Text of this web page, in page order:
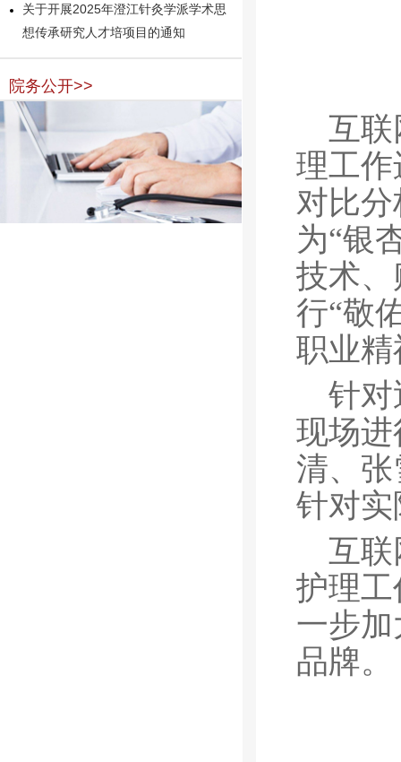
关于开展2025年澄江针灸学派学术思
想传承研究人才培项目的通知
院务公开>>
互联
理工
对比
为“银
技术
行“敬
职业精
针对
现场
清、
针对
互联
护理
一步
品牌。